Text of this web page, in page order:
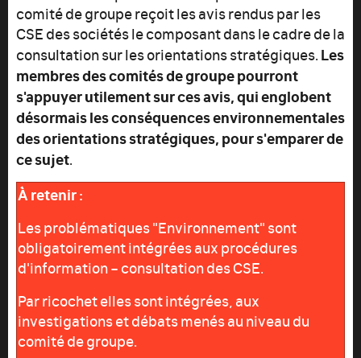
comité de groupe reçoit les avis rendus par les
CSE des sociétés le composant dans le cadre de la
consultation sur les orientations stratégiques.Les
membres des comités de groupe pourront
s'appuyer utilement sur ces avis, qui englobent
désormais les conséquences environnementales
des orientations stratégiques, pour s'emparer de
ce sujet.
À retenir :
Les problématiques "Environnement" sont
obligatoirement intégrées aux procédures
d'information – consultation des CSE.
Par ricochet elles sont intégrées, aux
investigations et débats menés au niveau du
comité de groupe.